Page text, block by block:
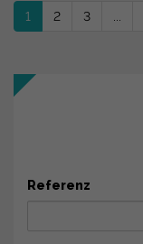
1 2 3 ...
Referenz